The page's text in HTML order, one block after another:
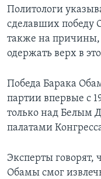
Learning English
СОЦИАЛЬНЫЕ СЕТИ
Политологи
сделавших победу
также на
одержать верх в
Победа Барака
партии впервые с
только над Белым
палатами
Эксперты говорят,
Обамы смог